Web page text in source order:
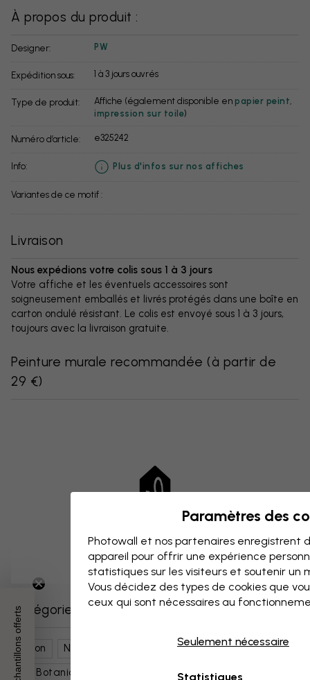
À propos du produit :
Designer: PW
Expédition sous: 1 à 3 jours ouvrés
Type de produit: Affiche (également disponible en papier peint
impression sur toile)
Numéro d’article: e325242
info: Plus d'infos sur nos affiches
Variantes de ce motif :
Livraison
Nous expédions votre colis sous 1 à 3 jours
Votre affiche et les éventuels accessoires sont
soigneusement emballés et livrés protégés dans une boîte en
carton ondulé résistant. Le colis est envoyé sous 1 à 3 jours,
toujours avec la livraison gratuite.
Peinture murale recommandée (à partir de
29 €)
Catégories similaires
Salon Nature
Pissenlits
Art Botanique
Motifs Et Formes
3 échantillons offerts
Paramètres des
Photowall et nos partenaires enregistrent
appareil pour offrir une expérience
statistiques sur les visiteurs et soutenir un
Vous décidez des types de cookies que
ceux qui sont nécessaires au
Seulement nécessaire
Statistiques